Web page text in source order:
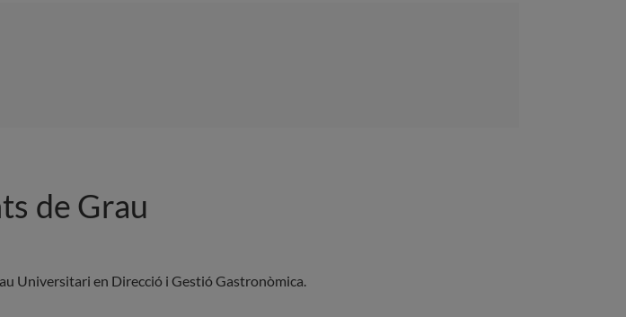
de Grau
Universitari en Direcció i Gestió Gastronòmica.